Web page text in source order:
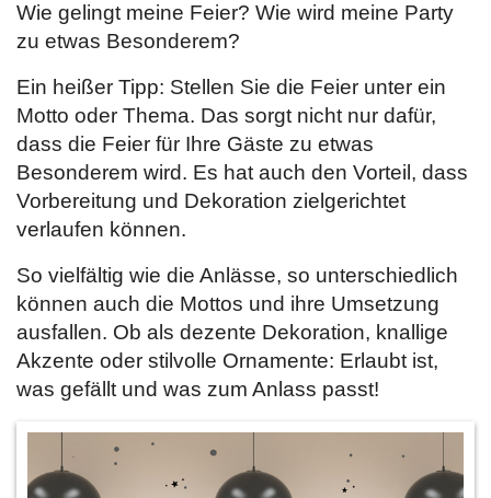
Wie gelingt meine Feier? Wie wird meine Party
zu etwas Besonderem?
Ein heißer Tipp: Stellen Sie die Feier unter ein
Motto oder Thema. Das sorgt nicht nur dafür,
dass die Feier für Ihre Gäste zu etwas
Besonderem wird. Es hat auch den Vorteil, dass
Vorbereitung und Dekoration zielgerichtet
verlaufen können.
So vielfältig wie die Anlässe, so unterschiedlich
können auch die Mottos und ihre Umsetzung
ausfallen. Ob als dezente Dekoration, knallige
Akzente oder stilvolle Ornamente: Erlaubt ist,
was gefällt und was zum Anlass passt!